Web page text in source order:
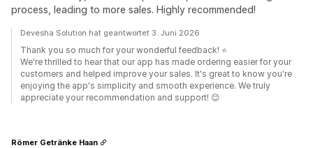
process, leading to more sales. Highly recommended!
Devesha Solution hat geantwortet 3. Juni 2026
Thank you so much for your wonderful feedback! ⭐
We're thrilled to hear that our app has made ordering easier for your
customers and helped improve your sales. It's great to know you're
enjoying the app's simplicity and smooth experience. We truly
appreciate your recommendation and support! 😊
Römer Getränke Haan